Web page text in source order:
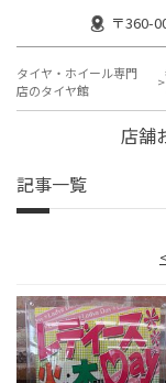
〒360-
タイヤ・ホイール専門
店のタイヤ館
店舗
記事一覧
<